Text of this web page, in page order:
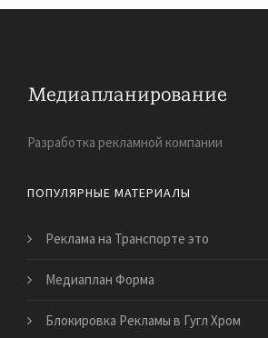
Разработка рекламной компании
ПОПУЛЯРНЫЕ МАТЕРИАЛЫ
Реклама на Транспорте это
Медиаплан Форма
Блокировка Рекламы в Гугл Хром